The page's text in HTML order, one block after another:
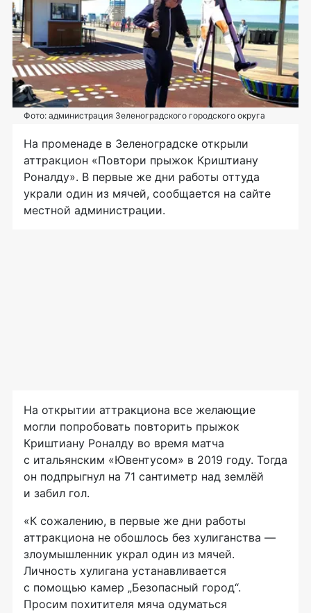
Фото: администрация Зеленоградского городского округа
На променаде в Зеленоградске открыли
аттракцион «Повтори прыжок Криштиану
Роналду». В первые же дни работы оттуда
украли один из мячей, сообщается на сайте
местной администрации.
На открытии аттракциона все желающие
могли попробовать повторить прыжок
Криштиану Роналду во время матча
с итальянским «Ювентусом» в 2019 году. Тогда
он подпрыгнул на 71 сантиметр над землёй
и забил гол.
«К сожалению, в первые же дни работы
аттракциона не обошлось без хулиганства —
злоумышленник украл один из мячей.
Личность хулигана устанавливается
с помощью камер „Безопасный город“.
Просим похитителя мяча одуматься